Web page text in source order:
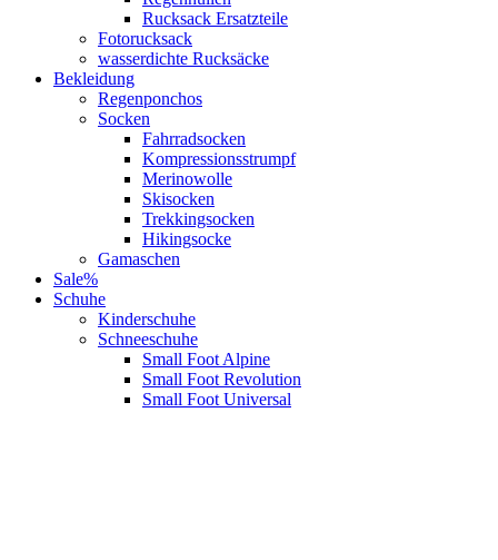
Rucksack Ersatzteile
Fotorucksack
wasserdichte Rucksäcke
Bekleidung
Regenponchos
Socken
Fahrradsocken
Kompressionsstrumpf
Merinowolle
Skisocken
Trekkingsocken
Hikingsocke
Gamaschen
Sale%
Schuhe
Kinderschuhe
Schneeschuhe
Small Foot Alpine
Small Foot Revolution
Small Foot Universal